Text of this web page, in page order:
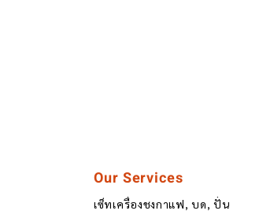
Our Services
เซ็ทเครื่องชงกาแฟ, บด, ปั่น